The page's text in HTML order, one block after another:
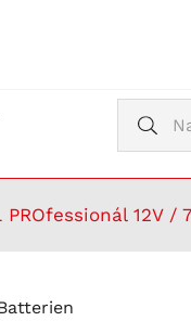
JAK NAKUPOVAT
12V /